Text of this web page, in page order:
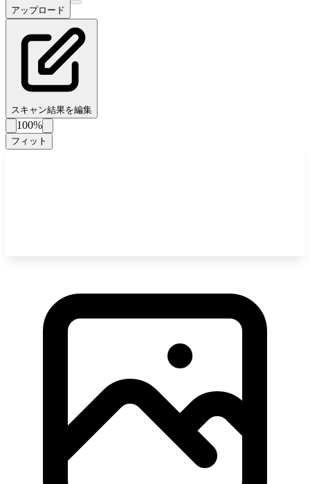
アップロード
スキャン結果を編集
100%
フィット